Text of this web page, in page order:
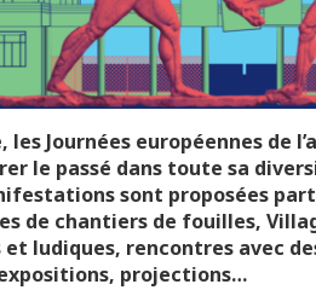
les Journées européennes de
le passé dans toute sa
sont proposées
de chantiers de fouilles,
et ludiques, rencontres avec
projections…